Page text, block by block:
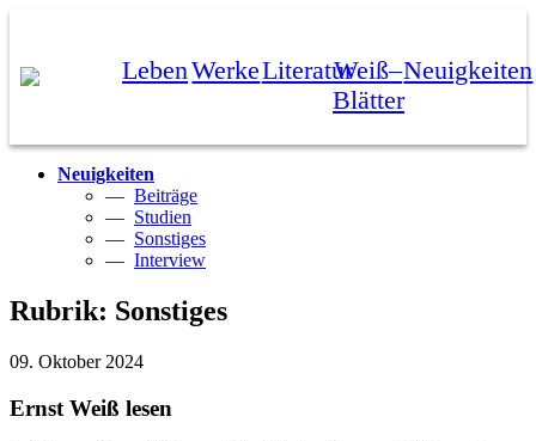
LebenWerkeLiteraturWeiß–
Blätter
Neuigkeiten
Neuigkeiten
— Beiträge
— Studien
— Sonstiges
— Interview
Rubrik: Sonstiges
09. Oktober 2024
Ernst Weiß lesen